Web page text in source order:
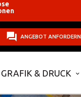
ANGEBOT ANFORDERN
GRAFIK & DRUCK